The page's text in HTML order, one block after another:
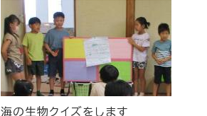
海の生物クイズをします